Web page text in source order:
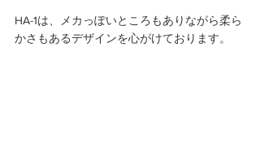
HA-1は、メカっぽいところもありながら柔ら
かさもあるデザインを心がけております。